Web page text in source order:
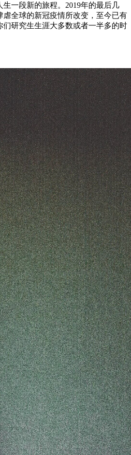
一段新的旅程。2019年的最后几
虐全球的新冠疫情所改变，至今已有
们研究生生涯大多数或者一半多的时